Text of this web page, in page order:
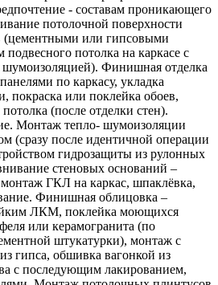
- составам проникающего
потолочной поверхности
(цементными или гипсовыми
потолка на каркасе с
Финишная отделка
по каркасу, укладка
покраска или поклейка обоев,
(после отделки стен).
Монтаж тепло- шумоизоляции
(сразу после идентичной операции
гидрозащиты из рулонных
стеновых оснований –
ГКЛ на каркас, шпаклёвка,
Финишная облицовка –
ЛКМ, поклейка моющихся
или керамогранита (по
штукатурки), монтаж с
гипса, обшивка вагонкой из
с последующим лакированием,